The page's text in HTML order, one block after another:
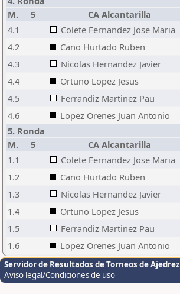
M.
5 CA Alcantarilla
4.1
Colete Fernandez Jose Maria
4.2
Cano Hurtado Ruben
4.3
Nicolas Hernandez Javier
4.4
Ortuno Lopez Jesus
4.5
Ferrandiz Martinez Pau
4.6
Lopez Orenes Juan Antonio
5. Ronda
M.
5 CA Alcantarilla
1.1
Colete Fernandez Jose Maria
1.2
Cano Hurtado Ruben
1.3
Nicolas Hernandez Javier
1.4
Ortuno Lopez Jesus
1.5
Ferrandiz Martinez Pau
1.6
Lopez Orenes Juan Antonio
Servidor de Resultados de Torneos de Ajedrez
Aviso legal/Condiciones de uso